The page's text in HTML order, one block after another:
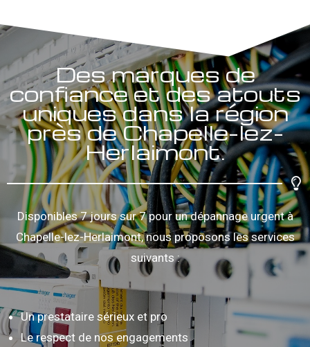
Des marques de
confiance et des atouts
uniques dans la région
près de Chapelle-lez-
Herlaimont.
Disponibles 7 jours sur 7 pour un dépannage urgent à
Chapelle-lez-Herlaimont, nous proposons les services
suivants :
Un prestataire sérieux et pro
Le respect de nos engagements